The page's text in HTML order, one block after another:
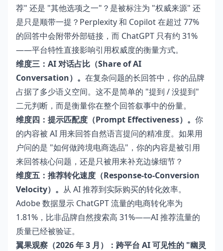
荐" 还是 "其他选项之一"？是被标注为 "权威来源" 还
是只是顺带一提？Perplexity 和 Copilot 在超过 77%
的回答中会附带外部链接，而 ChatGPT 只有约 31%
——平台特性直接影响引用权威度的衡量方式。
维度三：AI 对话占比（Share of AI
Conversation）。 在复杂问题的长回答中，你的品牌
占据了多少语义空间。这不是简单的 "提到 / 没提到"
二元判断，而是衡量你在整个回答叙事中的份量。
维度四：提示匹配度（Prompt Effectiveness）。 你
的内容被 AI 用来回答自然语言提问的精准度。如果用
户问的是 "如何做跨境电商选品"，你的内容是被引用
来回答核心问题，还是只被用来补充边缘细节？
维度五：推荐转化速度（Response-to-Conversion
Velocity）。 从 AI 推荐到实际购买的转化效率。
Adobe 数据显示 ChatGPT 流量的电商转化率为
1.81%，比非品牌自然搜索高 31%——AI 推荐流量的
质量已经被验证。
翼果观察（2026 年 3 月）：跨平台 AI 可见性的 "幽灵